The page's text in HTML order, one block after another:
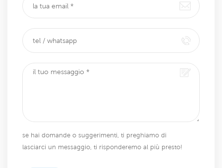
se hai domande o suggerimenti, ti preghiamo di
lasciarci un messaggio, ti risponderemo al più presto!